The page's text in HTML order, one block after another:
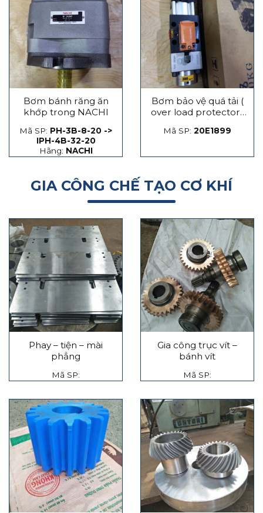
Bơm bánh răng ăn
khớp trong NACHI
Mã SP: PH-3B-8-20 ->
IPH-4B-32-20
Hãng: NACHI
Bơm bảo vệ quá tải (
over load protector)
máy dập
Mã SP: 20E1899
GIA CÔNG CHẾ TẠO CƠ KHÍ
Phay – tiện – mài
phẳng
Mã SP:
Gia công trục vít –
bánh vít
Mã SP: